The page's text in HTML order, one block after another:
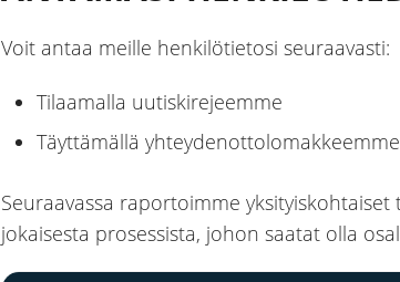
Voit antaa meille henkilötietosi seuraavasti:
Tilaamalla uutiskirejeemme
Täyttämällä yhteydenottolomakkeemme
Seuraavassa raportoimme
jokaisesta prosessista, johon saatat olla